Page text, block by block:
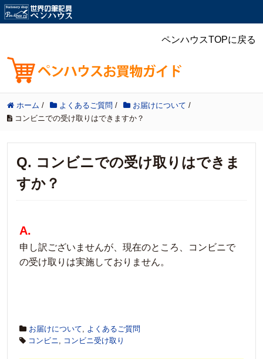
ペンハウスTOPに戻る
ホーム / よくあるご質問 / お届けについて /
コンビニでの受け取りはできますか？
Q. コンビニでの受け取りはできま
すか？
A.
申し訳ございませんが、現在のところ、コンビニで
の受け取りは実施しておりません。
お届けについて, よくあるご質問
コンビニ, コンビニ受け取り